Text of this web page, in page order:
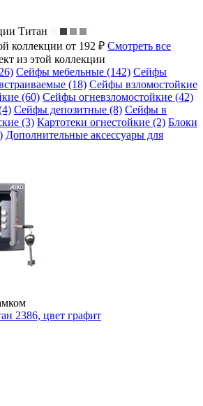
Титан
коллекции от 192 ₽ Смотреть все
из этой коллекции
Сейфы мебельные (142) Сейфы
(18) Сейфы взломостойкие
(60) Сейфы огневзломостойкие (42)
Сейфы депозитные (8) Сейфы в
(3) Картотеки огнестойкие (2) Блоки
Дополнительные аксессуары для
2386, цвет графит